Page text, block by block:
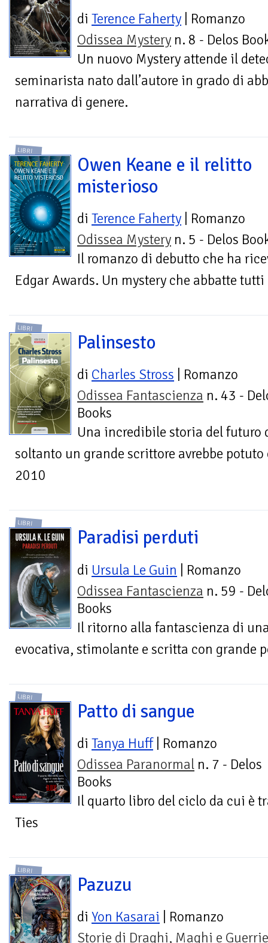
di Terence Faherty | Romanzo
Odissea Mystery n. 8 - Delos
Un nuovo Mystery attende il
seminarista nato dall’autore in grado di
narrativa di genere.
LIBRI
Owen Keane e il relitto
misterioso
di Terence Faherty | Romanzo
Odissea Mystery n. 5 - Delos
Il romanzo di debutto che ha
Edgar Awards. Un mystery che abbatte
LIBRI
Palinsesto
di Charles Stross | Romanzo
Odissea Fantascienza n. 43 -
Books
Una incredibile storia del futuro
soltanto un grande scrittore avrebbe potuto
2010
LIBRI
Paradisi perduti
di Ursula Le Guin | Romanzo
Odissea Fantascienza n. 59 -
Books
Il ritorno alla fantascienza di
evocativa, stimolante e scritta con grande
LIBRI
Patto di sangue
di Tanya Huff| Romanzo
Odissea Paranormal n. 7 - Delos
Books
Il quarto libro del ciclo da cui è
Ties
LIBRI
Pazuzu
di Yon Kasarai | Romanzo
Storie di Draghi, Maghi e